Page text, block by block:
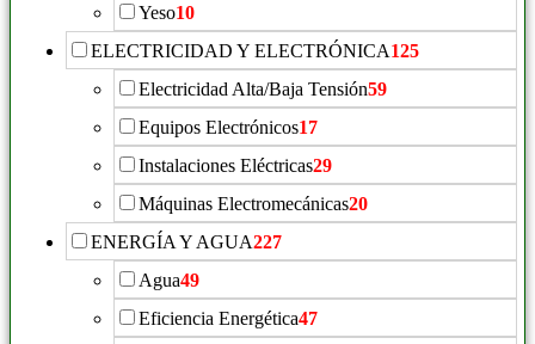
Yeso10
ELECTRICIDAD Y ELECTRÓNICA125
Electricidad Alta/Baja Tensión59
Equipos Electrónicos17
Instalaciones Eléctricas29
Máquinas Electromecánicas20
ENERGÍA Y AGUA227
Agua49
Eficiencia Energética47